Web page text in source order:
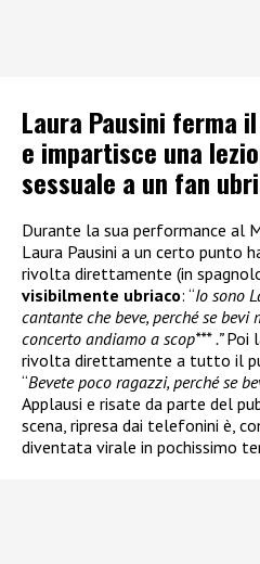
Laura Pausini ferma
e impartisce una
sessuale a un fan
Durante la sua performance al
Laura Pausini a un certo punto
rivolta direttamente (in
visibilmente ubriaco: “Io sono
cantante che beve, perché se
concerto andiamo a scop*** .”Poi
rivolta direttamente a tutto il
“Bevete poco ragazzi, perché se
Applausi e risate da parte del
scena, ripresa dai telefonini è,
diventata virale in pochissimo